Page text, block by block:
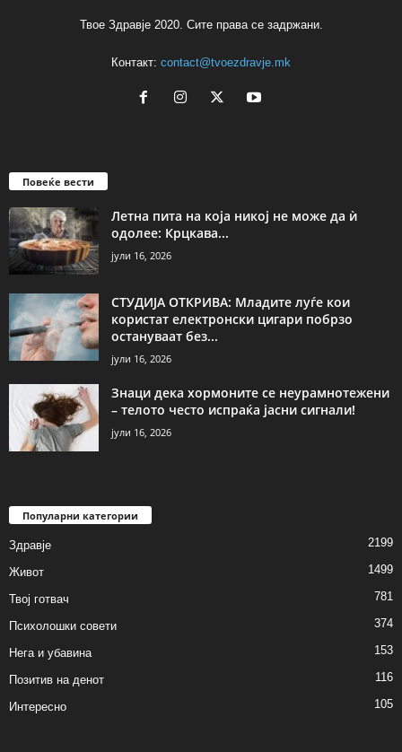
Твое Здравје 2020. Сите права се задржани.
Контакт: contact@tvoezdravje.mk
Повеќе вести
Летна пита на која никој не може да ѝ
одолее: Крцкава...
јули 16, 2026
СТУДИЈА ОТКРИВА: Младите луѓе кои
користат електронски цигари побрзо
остануваат без...
јули 16, 2026
Знаци дека хормоните се неурамнотежени
– телото често испраќа јасни сигнали!
јули 16, 2026
Популарни категории
Здравје 2199
Живот 1499
Твој готвач 781
Психолошки совети 374
Нега и убавина 153
Позитив на денот 116
Интересно 105